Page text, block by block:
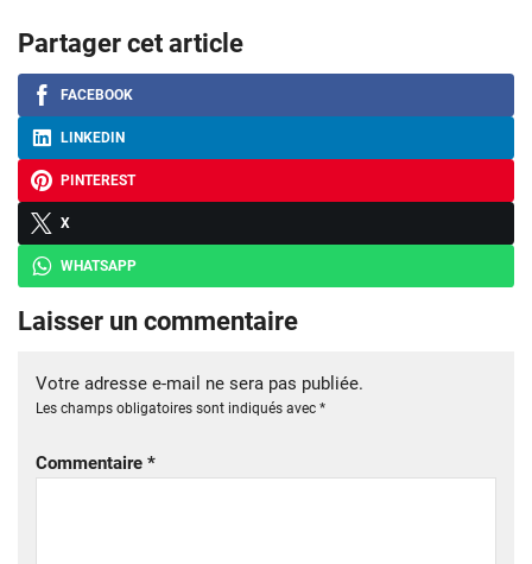
Partager cet article
FACEBOOK
LINKEDIN
PINTEREST
X
WHATSAPP
Laisser un commentaire
Votre adresse e-mail ne sera pas publiée.
Les champs obligatoires sont indiqués avec *
Commentaire *